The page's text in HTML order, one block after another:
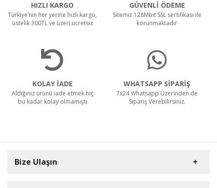
HIZLI KARGO
Türkiye’nin her yerine hızlı kargo,
üstelik 300TL ve üzeri ücretsiz
GÜVENLİ ÖDEME
Sitemiz 128Mbit SSL sertifikası ile
korunmaktadır
KOLAY İADE
Aldığınız ürünü iade etmek hiç
bu kadar kolay olmamıştı
WHATSAPP SİPARİŞ
7x24 Whatsapp Üzerinden de
Sipariş Verebilirsiniz.
Bize Ulaşın